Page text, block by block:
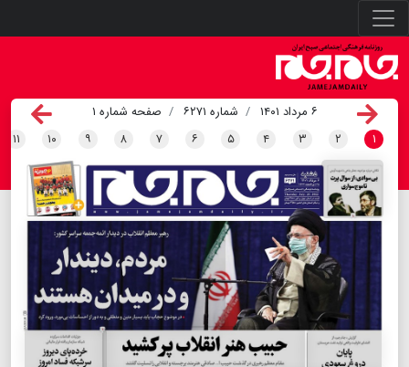
۶ مرداد ۱۴۰۱ شماره ۶۲۷۱
صفحه شماره ۱
۱
۲ ۳ ۴ ۵ ۶ ۷ ۸ ۹ ۱۰ ۱۱